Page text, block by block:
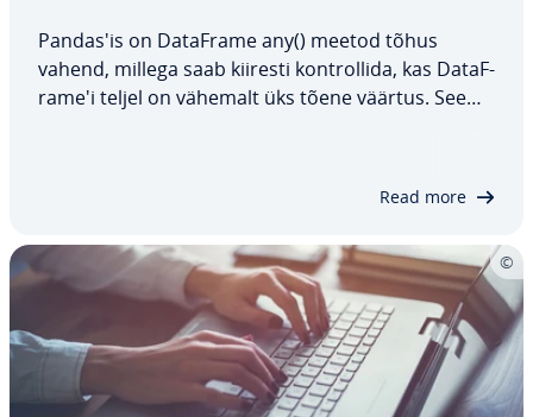
Pandas'is on DataFrame any() meetod tõhus
vahend, millega saab kiiresti kont­rol­lida, kas Da­taF­
ra­me'i teljel on vähemalt üks tõene väärtus. See
Read more